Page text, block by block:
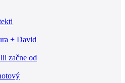
+ David
začne od